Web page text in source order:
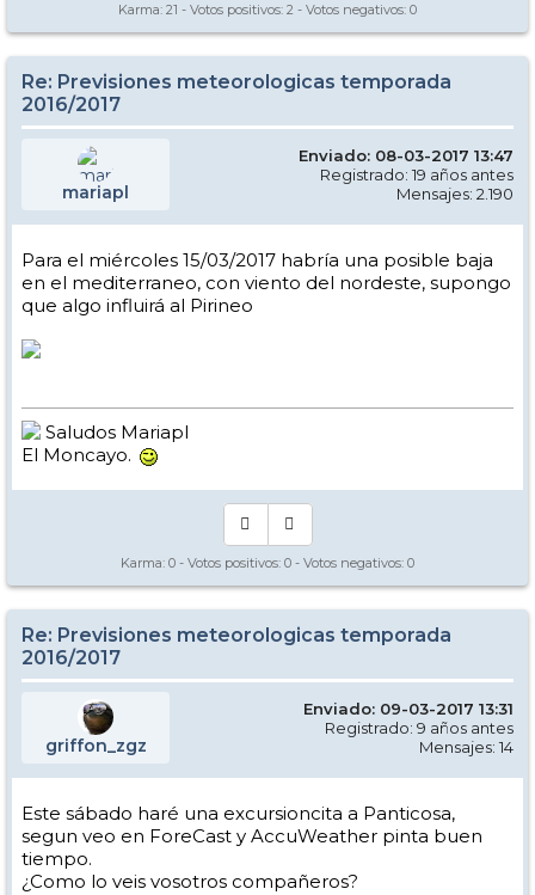
Karma: 21 - Votos positivos: 2 - Votos negativos: 0
Re: Previsiones meteorologicas temporada
2016/2017
mariapl
Enviado: 08-03-2017 13:47
Registrado: 19 años antes
Mensajes: 2.190
Para el miércoles 15/03/2017 habría una posible baja
en el mediterraneo, con viento del nordeste, supongo
que algo influirá al Pirineo
Saludos Mariapl
El Moncayo.
Karma: 0 - Votos positivos: 0 - Votos negativos: 0
Re: Previsiones meteorologicas temporada
2016/2017
griffon_zgz
Enviado: 09-03-2017 13:31
Registrado: 9 años antes
Mensajes: 14
Este sábado haré una excursioncita a Panticosa,
segun veo en ForeCast y AccuWeather pinta buen
tiempo.
¿Como lo veis vosotros compañeros?